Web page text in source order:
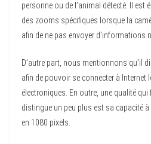
personne ou de l’animal détecté. Il est
des zooms spécifiques lorsque la
afin de ne pas envoyer d’informations
D’autre part, nous mentionnons qu’il
afin de pouvoir se connecter à Internet
électroniques. En outre, une qualité
distingue un peu plus est sa capacité
en 1080 pixels.